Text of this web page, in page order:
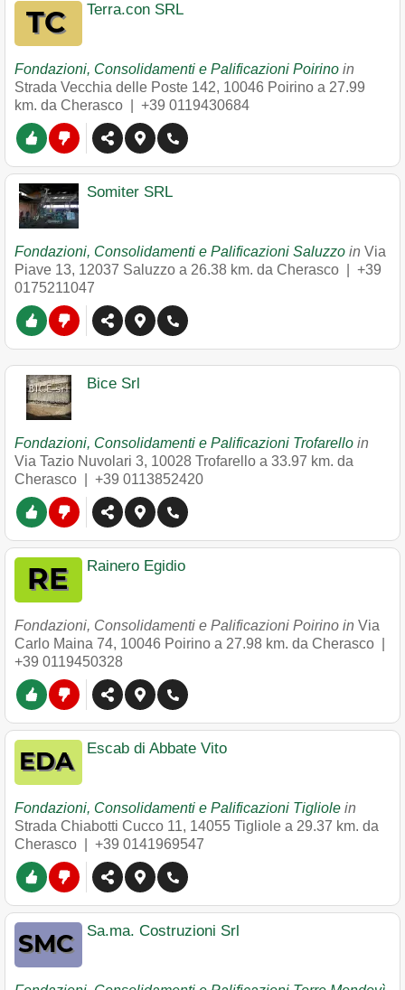
Terra.con SRL
Fondazioni, Consolidamenti e Palificazioni Poirino in
Strada Vecchia delle Poste 142, 10046 Poirino a 27.99
km. da Cherasco | +39 0119430684
Somiter SRL
Fondazioni, Consolidamenti e Palificazioni Saluzzo in Via
Piave 13, 12037 Saluzzo a 26.38 km. da Cherasco | +39
0175211047
Bice Srl
Fondazioni, Consolidamenti e Palificazioni Trofarello in
Via Tazio Nuvolari 3, 10028 Trofarello a 33.97 km. da
Cherasco | +39 0113852420
Rainero Egidio
Fondazioni, Consolidamenti e Palificazioni Poirino in Via
Carlo Maina 74, 10046 Poirino a 27.98 km. da Cherasco |
+39 0119450328
Escab di Abbate Vito
Fondazioni, Consolidamenti e Palificazioni Tigliole in
Strada Chiabotti Cucco 11, 14055 Tigliole a 29.37 km. da
Cherasco | +39 0141969547
Sa.ma. Costruzioni Srl